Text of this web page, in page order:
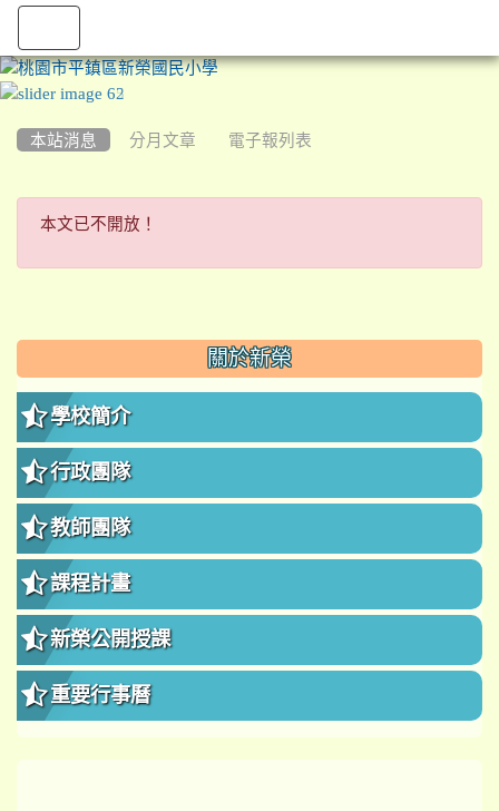
本站消息 分月文章 電子報列表
本文已不開放！
本文已不開放！
::: 關於新榮
學校簡介
行政團隊
教師團隊
課程計畫
新榮公開授課
重要行事曆